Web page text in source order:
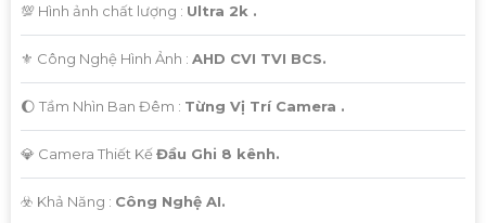
💯 Hình ảnh chất lượng : Ultra 2k .
⚜️ Công Nghệ Hình Ảnh : AHD CVI TVI BCS.
🌔 Tầm Nhìn Ban Đêm : Từng Vị Trí Camera .
💎 Camera Thiết KếĐầu Ghi 8 kênh.
️☣️ Khả Năng : Công Nghệ AI.